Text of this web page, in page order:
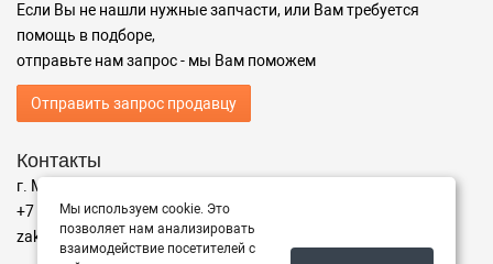
Если Вы не нашли нужные запчасти, или Вам требуется
помощь в подборе,
отправьте нам запрос - мы Вам поможем
Отправить запрос продавцу
Контакты
г. Москва ул. Адрес
+7 (499) 350-94-25
zakaz@instrumentzip.ru
Мы используем cookie. Это
позволяет нам анализировать
взаимодействие посетителей с